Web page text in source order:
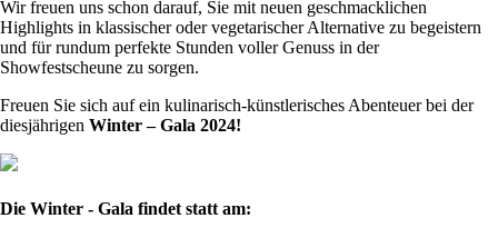
Wir freuen uns schon darauf, Sie mit neuen geschmacklichen
Highlights in klassischer oder vegetarischer Alternative zu begeistern
und für rundum perfekte Stunden voller Genuss in der
Showfestscheune zu sorgen.
Freuen Sie sich auf ein kulinarisch-künstlerisches Abenteuer bei der
diesjährigen Winter – Gala 2024!
Die Winter - Gala findet statt am: